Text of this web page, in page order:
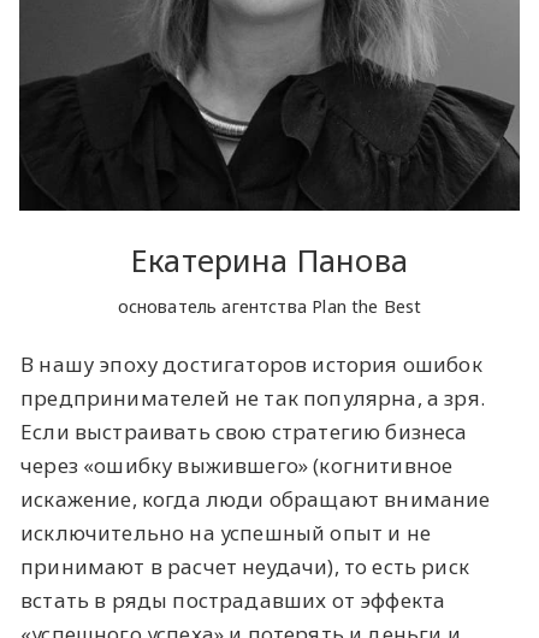
Екатерина Панова
основатель агентства Plan the Best
В нашу эпоху достигаторов история ошибок
предпринимателей не так популярна, а зря.
Если выстраивать свою стратегию бизнеса
через «ошибку выжившего» (когнитивное
искажение, когда люди обращают внимание
исключительно на успешный опыт и не
принимают в расчет неудачи), то есть риск
встать в ряды пострадавших от эффекта